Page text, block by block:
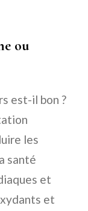
ou
est-il bon ?
les
santé
et
et